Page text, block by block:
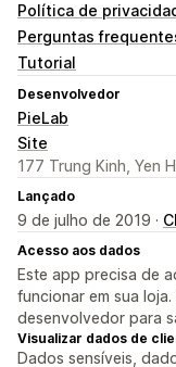
Política de
Perguntas
Tutorial
Desenvolvedor
PieLab
Site
177 Trung Kinh, Yen
Lançado
9 de julho de 2019 ·
Acesso aos dados
Este app precisa de
funcionar em sua loja.
desenvolvedor para
Visualizar dados de
Dados sensíveis,